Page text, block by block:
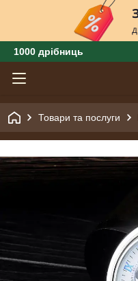
1000 дрібниць
Товари та послуги